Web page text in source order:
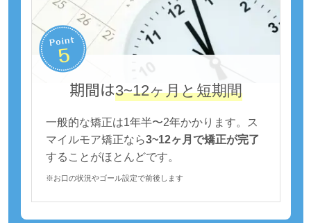
期間は3~12ヶ月と短期間
一般的な矯正は1年半〜2年かかります。ス
マイルモア矯正なら3~12ヶ月で矯正が完了
することがほとんどです。
※お口の状況やゴール設定で前後します